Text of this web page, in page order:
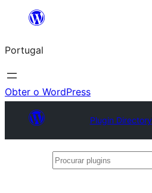
Saltar
o
conteúdo
Portugal
Obter o WordPress
Plugin Directory
Procurar